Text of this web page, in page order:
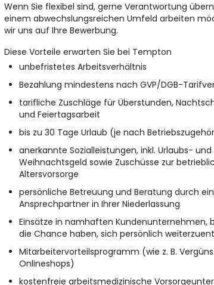
Wenn Sie flexibel sind, gerne Verantwortung
einem abwechslungsreichen Umfeld arbeiten
wir uns auf Ihre Bewerbung.
Diese Vorteile erwarten Sie bei Tempton
unbefristetes Arbeitsverhältnis
Bezahlung mindestens nach GVP/DGB-
tarifliche Zuschläge für Überstunden,
und Feiertagsarbeit
bis zu 30 Tage Urlaub (je nach
anerkannte Sozialleistungen, inkl. Urlaubs- und
Weihnachtsgeld sowie Zuschüsse zur
Altersvorsorge
persönliche Betreuung und Beratung durch
Ansprechpartner in Ihrer Niederlassung
Einsätze in namhaften Kundenunternehmen,
die Chance haben, sich persönlich
Mitarbeitervorteilsprogramm (wie z. B.
Onlineshops)
kostenfreie arbeitsmedizinische